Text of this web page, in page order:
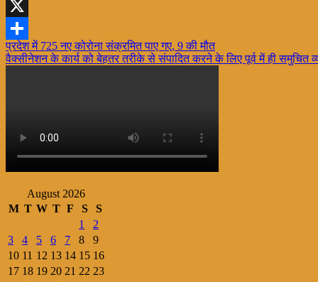
WhatsApp
X
Share
Post
navigation
प्रदेश में 725 नए कोरोना संक्रमित पाए गए, 9 की मौत
वैक्सीनेशन के कार्य को बेहतर तरीके से संपादित करने के लिए पूर्व में ही समुचित
August 2026
M T W T F S
S
1
2
3
4 5 6 7 8
9
10 11 12 13 14 15 16
17 18 19 20 21 22 23